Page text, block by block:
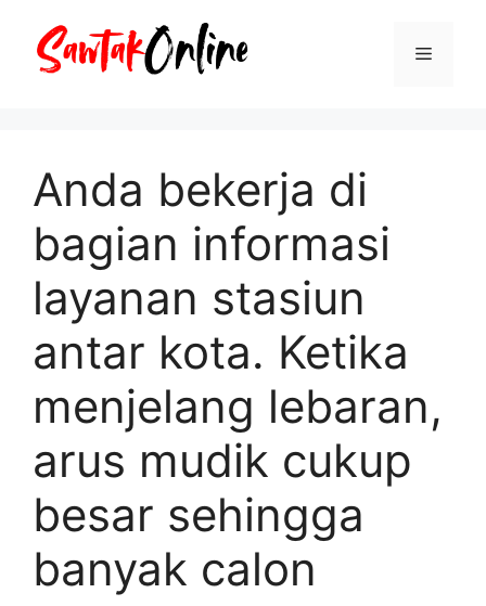
Menu
Anda bekerja di
bagian informasi
layanan stasiun
antar kota. Ketika
menjelang lebaran,
arus mudik cukup
besar sehingga
banyak calon